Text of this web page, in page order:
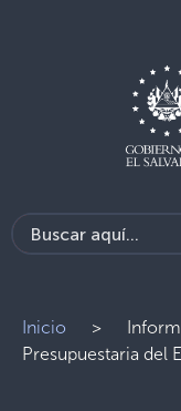
Inicio >
Presupuestaria del